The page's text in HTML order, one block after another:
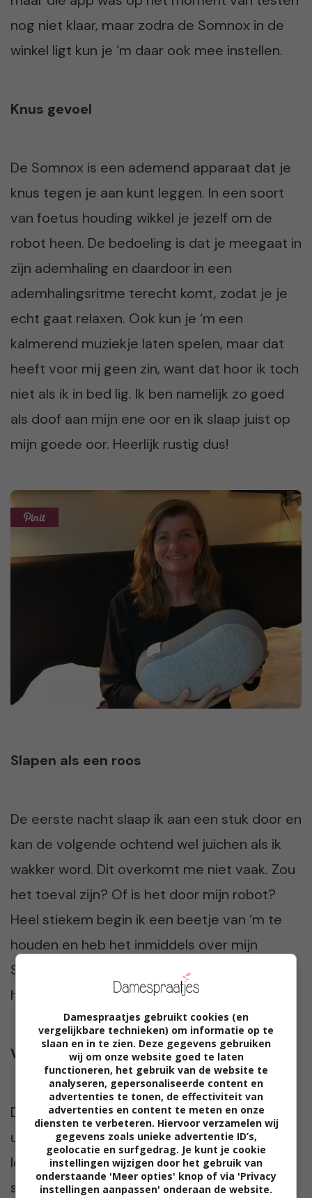
nog niet klaar, maar zodra de Somnox in de
winkel ligt kun je ‘m daar ook mee instellen.
Knus gevoel
De Somnox is een ademend apparaat dat je
knus tegen je aan kunt leggen. In een soort
van foetus houding wikkel je jezelf om de
robot heen. De bedoeling is dat je meegaat in
zijn ademhaling en daardoor in een
ademhalingsritme terecht komt, zodat je je
echt gaat relaxen. Ook kun je ‘m een
kalmerend muziekje laten spelen, maar dat
heeft voor mij geen zin, want dat hoor ik toch
niet als ik in bed lig. Ik ben namelijk zo goed
als doof aan mijn ene oor en ik slaap juist op
mijn goede oor. Heerlijk rustig dus!
Slapen als een roos
De eerste nacht slaap ik aan een stuk door en
kan de volgende ochtend wel juichen als ik
wakker word. Dit overkomt me niet vaak. Zou
het toeval zijn? Of is het door mijn robot?
Heel stiekem begin ik een beetje van ‘m te
houden en heb het inmiddels over mijn
Somnoxje. Mijn man vindt het wel grappig. Hij
had geen kind aan mij vannacht!
Verliefd
De nacht erna word ik wel wakker om een
uurtje of drie. Ik nestel me meteen weer
lekker in met mijn “Somnoxje” en val al snel in
slaap. De volgende ochtend voel ik me
Damespraatjes gebruikt cookies (en
vergelijkbare technieken) om informatie op te
slaan en in te zien. Deze gegevens gebruiken
wij om onze website goed te laten
functioneren, het gebruik van de website te
analyseren, gepersonaliseerde content en
advertenties te tonen, de effectiviteit van
advertenties en content te meten en onze
diensten te verbeteren. Hiervoor verzamelen wij
gegevens zoals unieke advertentie ID’s,
geolocatie en surfgedrag. Je kunt je cookie
instellingen wijzigen door het gebruik van
onderstaande 'Meer opties' knop of via 'Privacy
instellingen aanpassen' onderaan de website.